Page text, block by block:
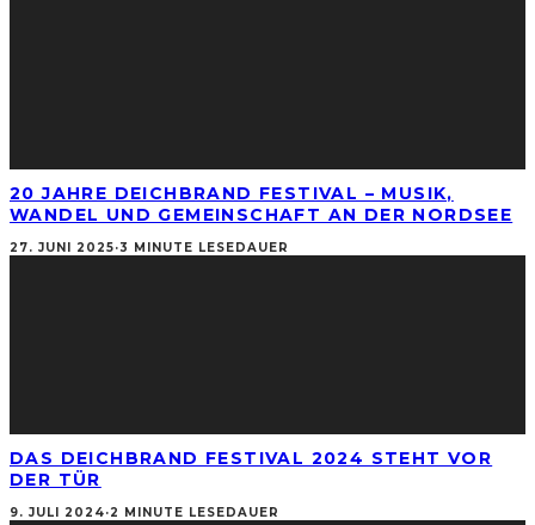
20 JAHRE DEICHBRAND FESTIVAL – MUSIK,
WANDEL UND GEMEINSCHAFT AN DER NORDSEE
27. JUNI 2025·3 MINUTE LESEDAUER
DAS DEICHBRAND FESTIVAL 2024 STEHT VOR
DER TÜR
9. JULI 2024·2 MINUTE LESEDAUER